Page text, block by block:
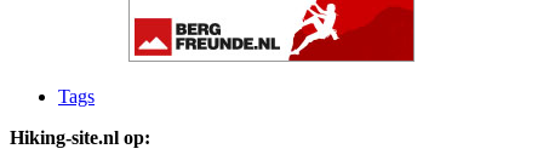
Tags
Hiking-site.nl op: